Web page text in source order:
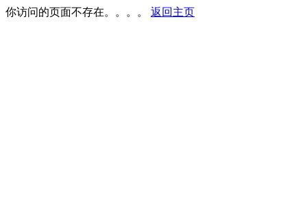
你访问的页面不存在。。。。 返回主页